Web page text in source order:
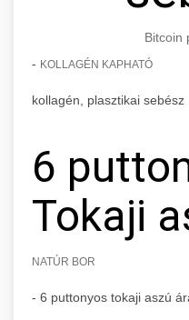
Bitcoin
- KOLLAGÉN KAPHATÓ
kollagén, plasztikai sebész
6
Tokaji
NATÚR BOR
- 6 puttonyos tokaji aszú